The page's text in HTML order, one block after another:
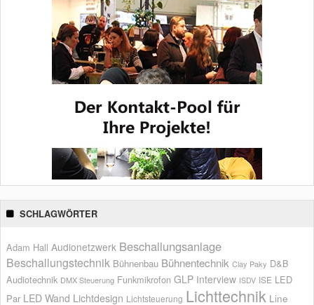
SCHLAGWÖRTER
Adam Hall Audionetzwerk Beschallungsanlage
Beschallungstechnik Bühnenbau Bühnentechnik Clay Paky D&B
Audiotechnik DMX Steuerung Funkmikrofon GLP Interview ISDV ISE LED
Par LED Wand Lichtdesign Lichtsteuerung Lichttechnik Line